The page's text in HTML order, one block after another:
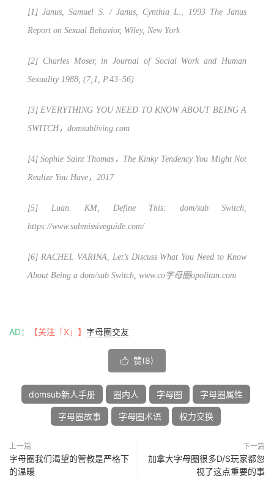
[1] Janus, Samuel S. / Janus, Cynthia L., 1993 The Janus
Report on Sexual Behavior, Wiley, New York
[2] Charles Moser, in Journal of Social Work and Human
Sexuality 1988, (7;1, P.43–56)
[3] EVERYTHING YOU NEED TO KNOW ABOUT BEING A
SWITCH，domsubliving.com
[4] Sophie Saint Thomas，The Kinky Tendency You Might Not
Realize You Have，2017
[5] Luan. KM, Define This: dom/sub Switch,
https://www.submissiveguide.com/
[6] RACHEL VARINA, Let’s Discuss What You Need to Know
About Being a dom/sub Switch, www.co字母圈opolitan.com
AD： 【关注「X」】 字母圈交友
 赞(8)
domsub新人手册 圈内人 字母圈 字母圈属性
字母圈故事 字母圈术语 权力交换
上一篇
字母圈我们渴望的管教是严格下
的温暖
下一篇
加拿大字母圈很多D/S玩家都忽
视了这点重要的事